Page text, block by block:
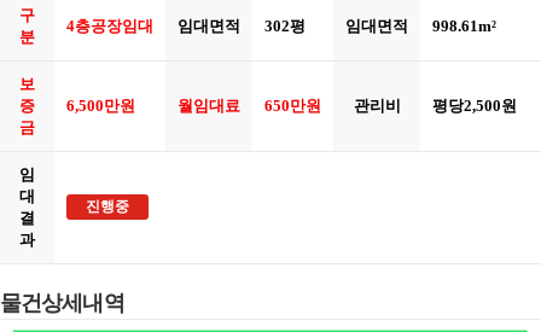
구
분
4층공장임대 임대면적 302평 임대면적 998.61m²
보
증
금
6,500만원 월임대료 650만원 관리비 평당2,500원
임
대
결
과
진행중
물건상세내역